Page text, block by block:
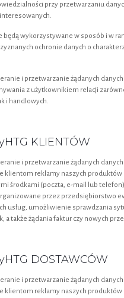
przy przetwarzaniu
będą wykorzystywane w sposób i w
ochronie danych o
i przetwarzanie żądanych
z użytkownikiem relacji
i handlowych.
KLIENTÓW
i przetwarzanie żądanych
klientom reklamy naszych produktów
środkami (poczta, e-mail lub
przez przedsiębiorstwo
usług, umożliwienie sprawdzania
a także żądania faktur czy nowych
DOSTAWCÓW
i przetwarzanie żądanych
klientom reklamy naszych produktów